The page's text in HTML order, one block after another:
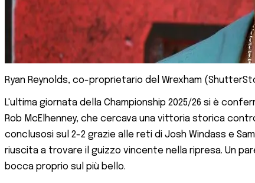
Ryan Reynolds, co-proprietario del Wrexham
L'ultima giornata della Championship 2025/26 si è
Rob McElhenney, che cercava una vittoria storica
conclusosi sul 2-2 grazie alle reti di Josh Windass e
riuscita a trovare il guizzo vincente nella ripresa. Un
bocca proprio sul più bello.